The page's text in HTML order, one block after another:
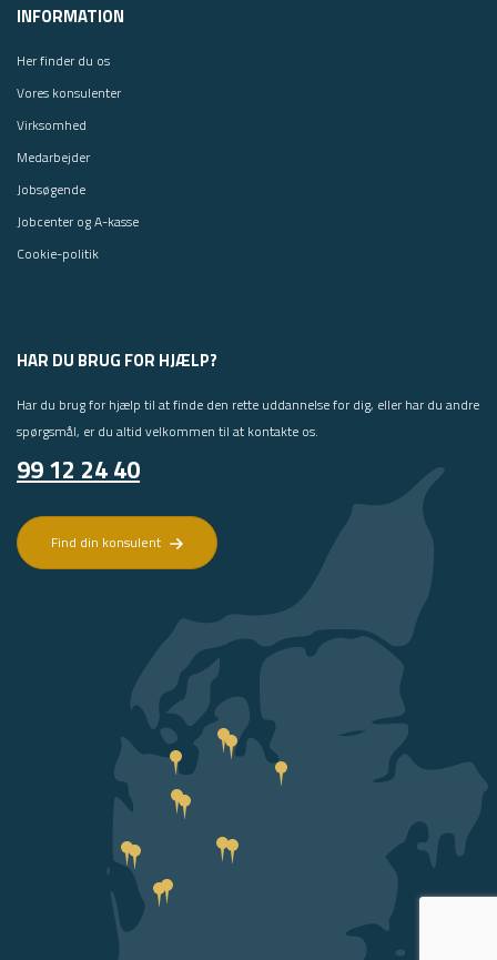
INFORMATION
Her finder du os
Vores konsulenter
Virksomhed
Medarbejder
Jobsøgende
Jobcenter og A-kasse
Cookie-politik
HAR DU BRUG FOR HJÆLP?
Har du brug for hjælp til at finde den rette uddannelse for dig, eller har du andre
spørgsmål, er du altid velkommen til at kontakte os.
99 12 24 40
Find din konsulent